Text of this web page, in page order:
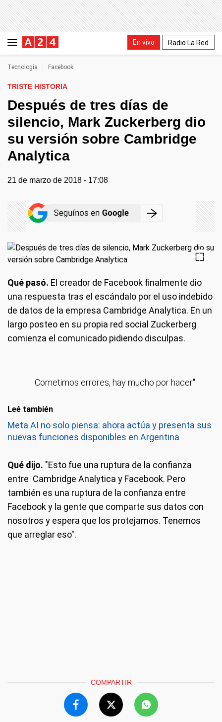
En vivo Radio La Red
Tecnología Facebook
TRISTE HISTORIA
Después de tres días de
silencio, Mark Zuckerberg dio
su versión sobre Cambridge
Analytica
21 de marzo de 2018 - 17:08
Qué pasó. El creador de Facebook finalmente dio
una respuesta tras el escándalo por el uso indebido
de datos de la empresa Cambridge Analytica. En un
largo posteo en su propia red social Zuckerberg
comienza el comunicado pidiendo disculpas.
Cometimos errores, hay mucho por hacer"
Leé también
Meta AI no solo piensa: ahora actúa y presenta sus
nuevas funciones disponibles en Argentina
Qué dijo. "Esto fue una ruptura de la confianza
entre Cambridge Analytica y Facebook. Pero
también es una ruptura de la confianza entre
Facebook y la gente que comparte sus datos con
nosotros y espera que los protejamos. Tenemos
que arreglar eso".
COMPARTIR